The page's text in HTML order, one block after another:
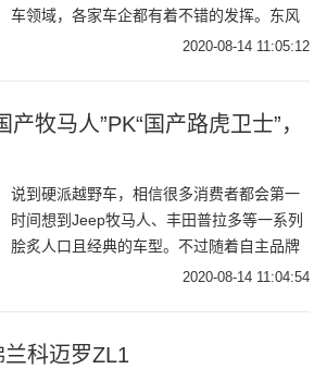
车领域，各家车企都有着不错的发挥。东风
日产轩逸以接近5万辆的强势月销，再度蝉联
2020-08-14 11:05:12
牧马人”PK“国产路虎卫士”，
说到硬派越野车，相信很多消费者都会第一
时间想到Jeep牧马人、丰田普拉多等一系列
脍炙人口且经典的车型。不过随着自主品牌
车企的技术实力逐渐提升，完全自主研发的
2020-08-14 11:04:54
科迈罗ZL1